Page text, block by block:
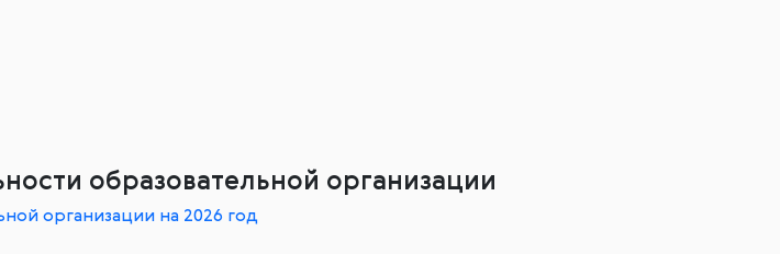
образовательной организации
организации на 2026 год